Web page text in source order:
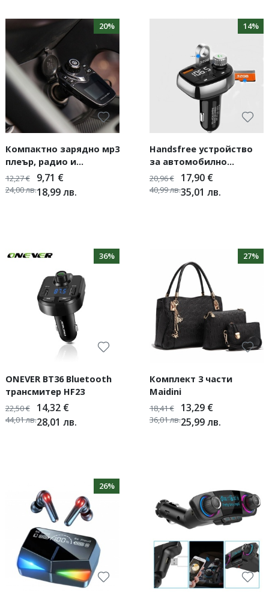
20%
Компактно зарядно мр3
плеър, радио и
хендсфрий за всички на
път T11
9,71 €
18,99лв.
12,27€
24,00лв.
14%
Handsfree устройство
за автомобилно
зарядно с Bluetooth
HF19
17,90 €
35,01 лв.
20,96€
40,99лв.
36%
ONEVER BT36 Bluetooth
трансмитер HF23
14,32 €
28,01 лв.
22,50€
44,01лв.
27%
Комплект 3 части
Maidini
13,29 €
25,99лв.
18,41€
36,01лв.
26%